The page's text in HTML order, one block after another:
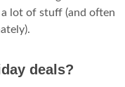
a lot of stuff (and often
deals?